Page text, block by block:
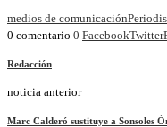
medios de comunicación
0 comentario 0 FacebookTwitter
Redacción
noticia anterior
Marc Calderó sustituye a Sonsoles